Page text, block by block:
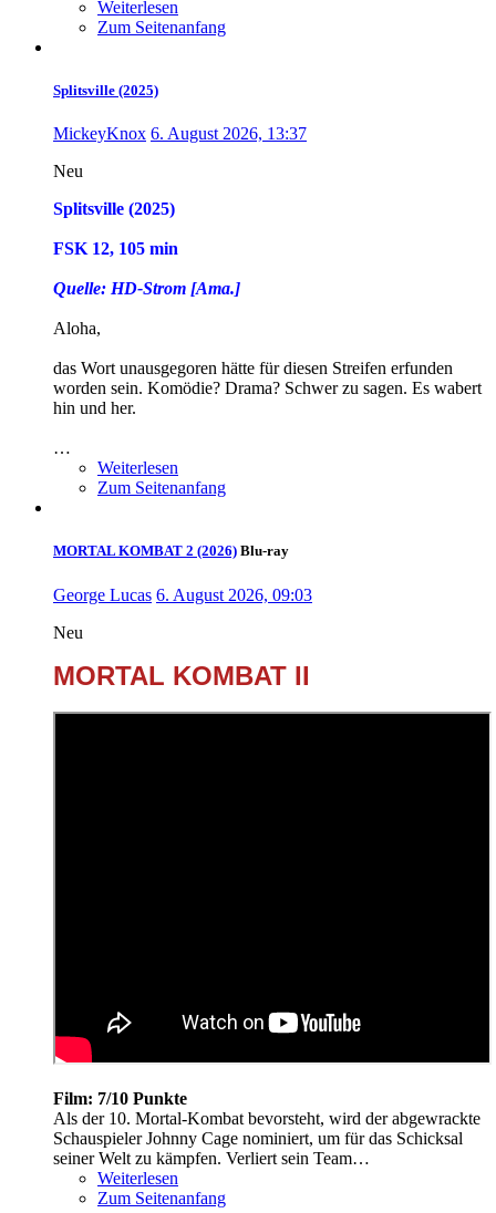
Weiterlesen
Zum Seitenanfang
Splitsville (2025)
MickeyKnox 6. August 2026, 13:37
Neu
Splitsville (2025)
FSK 12, 105 min
Quelle: HD-Strom [Ama.]
Aloha,
das Wort unausgegoren hätte für diesen Streifen erfunden
worden sein. Komödie? Drama? Schwer zu sagen. Es wabert
hin und her.
…
Weiterlesen
Zum Seitenanfang
MORTAL KOMBAT 2 (2026) Blu-ray
George Lucas 6. August 2026, 09:03
Neu
MORTAL KOMBAT II
Film: 7/10 Punkte
Als der 10. Mortal-Kombat bevorsteht, wird der abgewrackte
Schauspieler Johnny Cage nominiert, um für das Schicksal
seiner Welt zu kämpfen. Verliert sein Team…
Weiterlesen
Zum Seitenanfang